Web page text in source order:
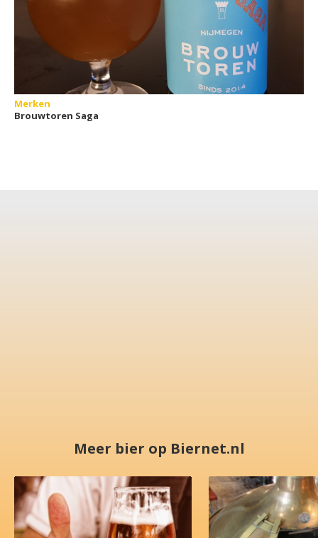
Merken
Brouwtoren Saga
Meer bier op Biernet.nl